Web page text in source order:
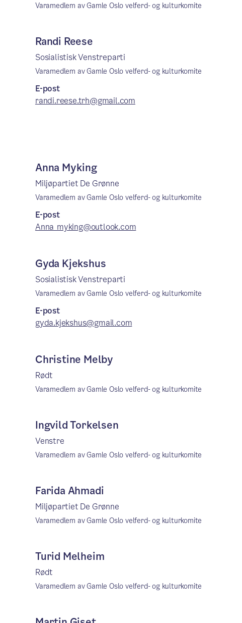
Varamedlem av Gamle Oslo velferd- og kulturkomite
Randi Reese
Sosialistisk Venstreparti
Varamedlem av Gamle Oslo velferd- og kulturkomite
E-post
randi.reese.trh@gmail.com
Anna Myking
Miljøpartiet De Grønne
Varamedlem av Gamle Oslo velferd- og kulturkomite
E-post
Anna_myking@outlook.com
Gyda Kjekshus
Sosialistisk Venstreparti
Varamedlem av Gamle Oslo velferd- og kulturkomite
E-post
gyda.kjekshus@gmail.com
Christine Melby
Rødt
Varamedlem av Gamle Oslo velferd- og kulturkomite
Ingvild Torkelsen
Venstre
Varamedlem av Gamle Oslo velferd- og kulturkomite
Farida Ahmadi
Miljøpartiet De Grønne
Varamedlem av Gamle Oslo velferd- og kulturkomite
Turid Melheim
Rødt
Varamedlem av Gamle Oslo velferd- og kulturkomite